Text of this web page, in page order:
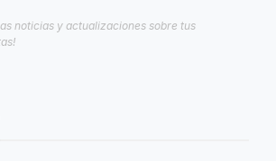
noticias y actualizaciones sobre tus